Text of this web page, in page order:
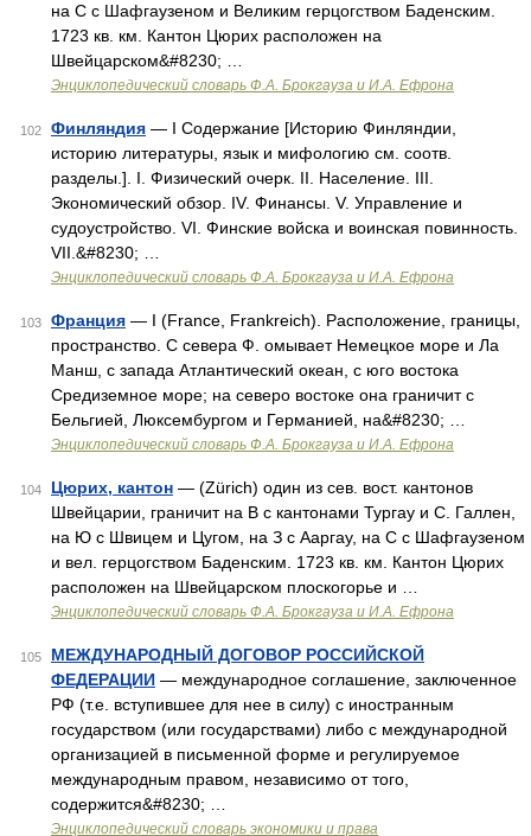
на С с Шафгаузеном и Великим герцогством Баденским.
1723 кв. км. Кантон Цюрих расположен на
Швейцарском&#8230; …
Энциклопедический словарь Ф.А. Брокгауза и И.А. Ефрона
102 Финляндия — I Содержание [Историю Финляндии,
историю литературы, язык и мифологию см. соотв.
разделы.]. I. Физический очерк. II. Население. III.
Экономический обзор. IV. Финансы. V. Управление и
судоустройство. VI. Финские войска и воинская повинность.
VII.&#8230; …
Энциклопедический словарь Ф.А. Брокгауза и И.А. Ефрона
103 Франция — I (France, Frankreich). Расположение, границы,
пространство. С севера Ф. омывает Немецкое море и Ла
Манш, с запада Атлантический океан, с юго востока
Средиземное море; на северо востоке она граничит с
Бельгией, Люксембургом и Германией, на&#8230; …
Энциклопедический словарь Ф.А. Брокгауза и И.А. Ефрона
104 Цюрих, кантон — (Zürich) один из сев. вост. кантонов
Швейцарии, граничит на В с кантонами Тургау и С. Галлен,
на Ю с Швицем и Цугом, на З с Ааргау, на С с Шафгаузеном
и вел. герцогством Баденским. 1723 кв. км. Кантон Цюрих
расположен на Швейцарском плоскогорье и …
Энциклопедический словарь Ф.А. Брокгауза и И.А. Ефрона
105
МЕЖДУНАРОДНЫЙ ДОГОВОР РОССИЙСКОЙ
ФЕДЕРАЦИИ — международное соглашение, заключенное
РФ (т.е. вступившее для нее в силу) с иностранным
государством (или государствами) либо с международной
организацией в письменной форме и регулируемое
международным правом, независимо от того,
содержится&#8230; …
Энциклопедический словарь экономики и права